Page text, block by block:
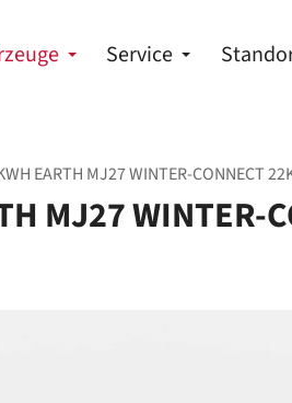
Service
EARTH MJ27 WINTER-CONNECT
MJ27 WINTER-